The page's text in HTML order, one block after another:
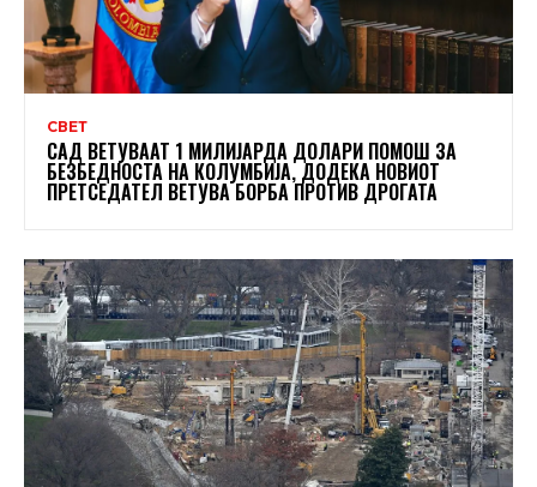
СВЕТ
САД ВЕТУВААТ 1 МИЛИЈАРДА ДОЛАРИ ПОМОШ ЗА
БЕЗБЕДНОСТА НА КОЛУМБИЈА, ДОДЕКА НОВИОТ
ПРЕТСЕДАТЕЛ ВЕТУВА БОРБА ПРОТИВ ДРОГАТА